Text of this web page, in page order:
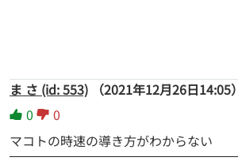
ま さ (id: 553)
（2021年12月26日14:05）
0
0
マコトの時速の導き方がわからない